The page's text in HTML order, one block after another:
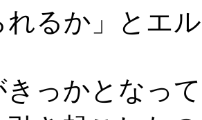
れるか」とエ
っかとなっ